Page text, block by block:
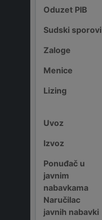
Oduzet PIB
Sudski sporovi
Zaloge
Menice
Lizing
Uvoz
Izvoz
Ponuđač u
javnim
nabavkama
Naručilac
javnih nabavki